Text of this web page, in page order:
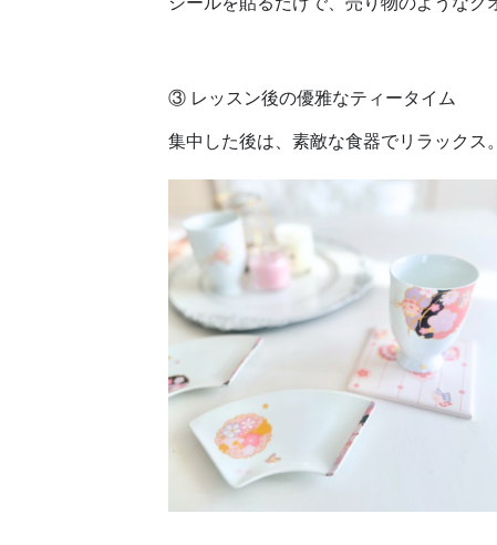
③ レッスン後の優雅なティータイム
集中した後は、素敵な食器でリラックス